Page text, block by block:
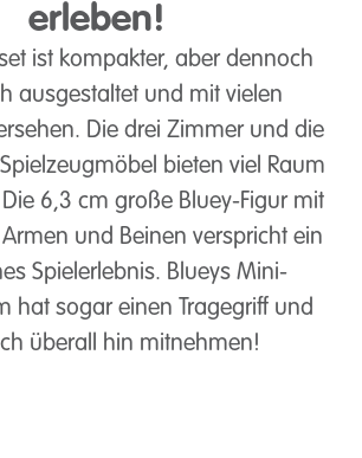
erleben!
ist kompakter, aber dennoch
ausgestaltet und mit vielen
Die drei Zimmer und die
bieten viel Raum
6,3 cm große Bluey-Figur mit
und Beinen verspricht ein
Spielerlebnis. Blueys Mini-
hat sogar einen Tragegriff und
überall hin mitnehmen!